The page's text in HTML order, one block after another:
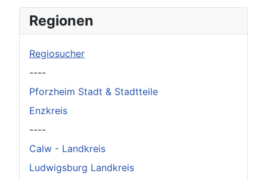
Regionen
Regiosucher
----
Pforzheim Stadt & Stadtteile
Enzkreis
----
Calw - Landkreis
Ludwigsburg Landkreis